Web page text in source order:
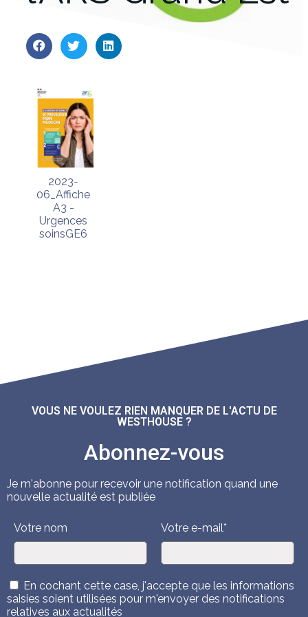
2023-
06_Affiche
A3 -
Urgences
soinsGE6
VOUS NE VOULEZ RIEN MANQUER DE L'ACTU DE
WESTHOUSE ?
Abonnez-vous
Je m'abonne pour recevoir une notification quand une
nouvelle actualité est publiée
Votre nom Votre e-mail*
En cochant cette case, j'accepte que les informations
saisies soient utilisées pour m'envoyer des notifications
relatives aux actualités